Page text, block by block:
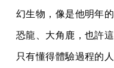
幻生物，像是他明年
恐龍、大角鹿，也許
只有懂得體驗過程的